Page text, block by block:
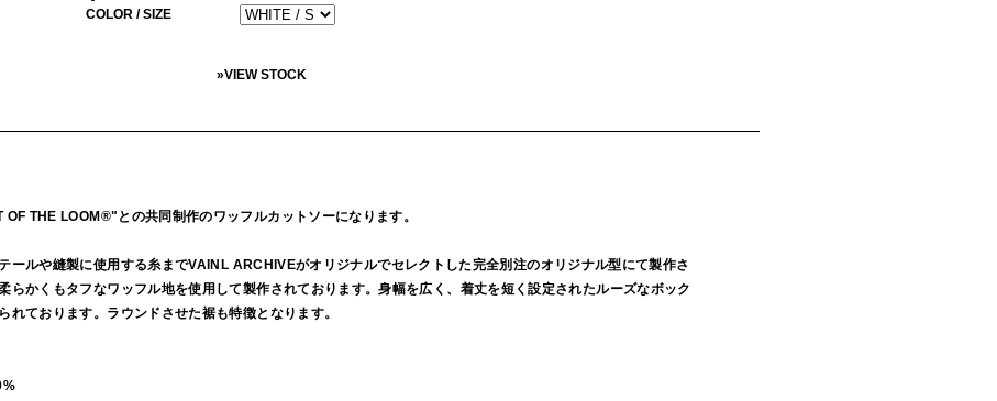
COLOR / SIZE
»VIEW STOCK
THE LOOM®"との共同制作のワッフルカットソーになります。
ールや縫製に使用する糸までVAINL ARCHIVEがオリジナルでセレクトした完全別注のオリジナル型にて製作さ
らかくもタフなワッフル地を使用して製作されております。身幅を広く、着丈を短く設定されたルーズなボック
れております。ラウンドさせた裾も特徴となります。